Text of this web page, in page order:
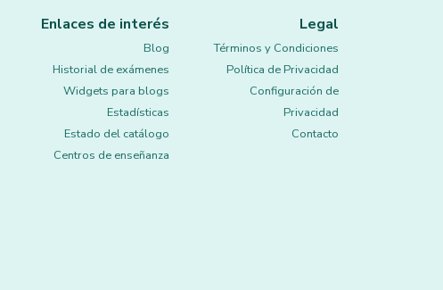
Enlaces de interés
Blog
Historial de exámenes
Widgets para blogs
Estadísticas
Estado del catálogo
Centros de enseñanza
Legal
Términos y Condiciones
Política de Privacidad
Configuración de
Privacidad
Contacto